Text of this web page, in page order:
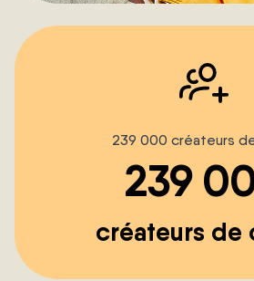
239 000 créateurs
239
créateurs de